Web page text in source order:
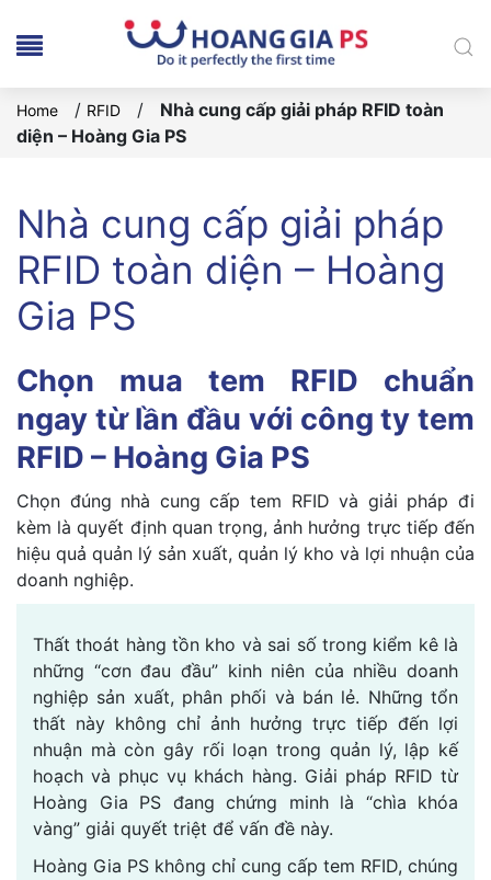
Home / RFID /
Nhà cung cấp giải pháp RFID toàn
diện – Hoàng Gia PS
Nhà cung cấp giải pháp
RFID toàn diện – Hoàng
Gia PS
Chọn mua tem RFID chuẩn
ngay từ lần đầu với công ty tem
RFID – Hoàng Gia PS
Chọn đúng nhà cung cấp tem RFID và giải pháp đi
kèm là quyết định quan trọng, ảnh hưởng trực tiếp đến
hiệu quả quản lý sản xuất, quản lý kho và lợi nhuận của
doanh nghiệp.
Thất thoát hàng tồn kho và sai số trong kiểm kê là
những “cơn đau đầu” kinh niên của nhiều doanh
nghiệp sản xuất, phân phối và bán lẻ. Những tổn
thất này không chỉ ảnh hưởng trực tiếp đến lợi
nhuận mà còn gây rối loạn trong quản lý, lập kế
hoạch và phục vụ khách hàng. Giải pháp RFID từ
Hoàng Gia PS đang chứng minh là “chìa khóa
vàng” giải quyết triệt để vấn đề này.
Hoàng Gia PS không chỉ cung cấp tem RFID, chúng